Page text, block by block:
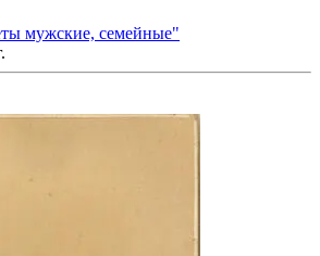
мужские, семейные"